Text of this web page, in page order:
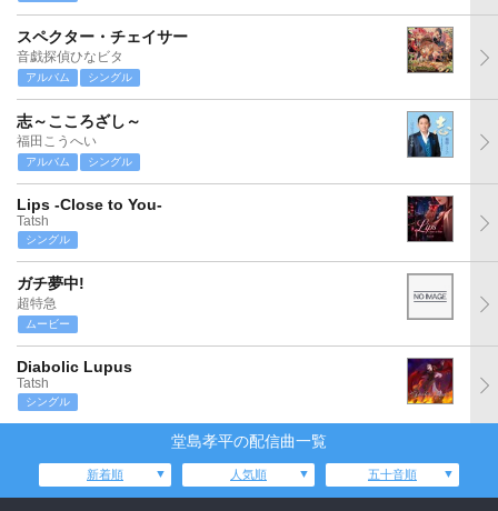
スペクター・チェイサー
音戯探偵ひなビタ
アルバム シングル
志～こころざし～
福田こうへい
アルバム シングル
Lips -Close to You-
Tatsh
シングル
ガチ夢中!
超特急
ムービー
Diabolic Lupus
Tatsh
シングル
堂島孝平の配信曲一覧
新着順 人気順 五十音順